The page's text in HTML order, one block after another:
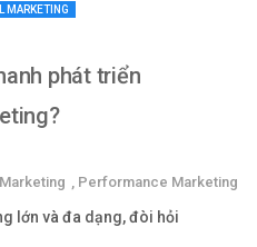
MARKETING
phát triển
, Performance Marketing
lớn và đa dạng, đòi hỏi